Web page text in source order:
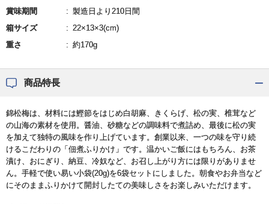
賞味期間
製造日より210日間
箱サイズ
22×13×3(cm)
重さ
約170g
商品特長
錦松梅は、材料には鰹節をはじめ白胡麻、きくらげ、松の実、椎茸など
の山海の素材を使用。醤油、砂糖などの調味料で煮詰め、最後に松の実
を加えて独特の風味を作り上げています。創業以来、一つの味を守り続
けるこだわりの「佃煮ふりかけ」です。温かいご飯にはもちろん、お茶
漬け、おにぎり、納豆、冷奴など、お召し上がり方には限りがありませ
ん。手軽で使い易い小袋(20g)を6袋セットにしました。朝食やお弁当など
にそのままふりかけて開封したての美味しさをお楽しみいただけます。